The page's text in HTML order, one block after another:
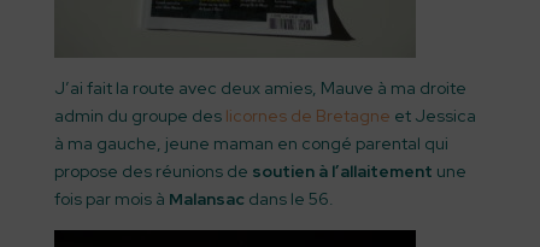
J’ai fait la route avec deux amies, Mauve à ma droite
admin du groupe deslicornes de Bretagne et Jessica
à ma gauche, jeune maman en congé parental qui
propose des réunions de soutien à l’allaitement une
fois par mois à Malansac dans le 56.